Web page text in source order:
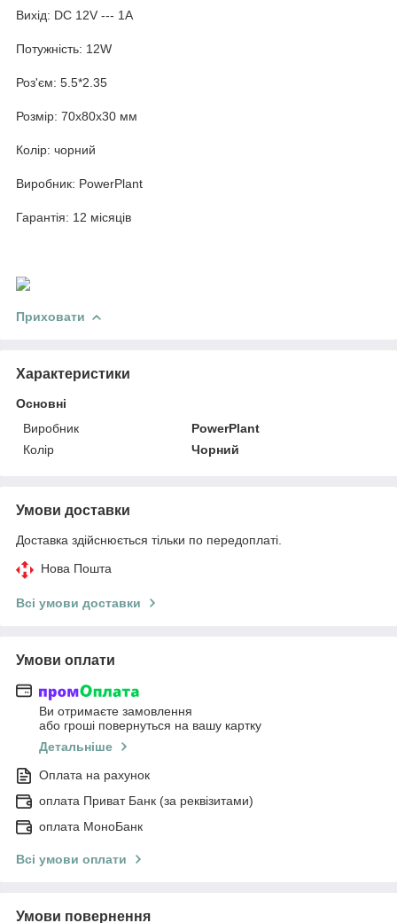
Вихід: DC 12V --- 1А
Потужність: 12W
Роз'єм: 5.5*2.35
Розмір: 70х80х30 мм
Колір: чорний
Виробник: PowerPlant
Гарантія: 12 місяців
Приховати
Характеристики
Основні
Виробник
PowerPlant
Колір
Чорний
Умови доставки
Доставка здійснюється тільки по передоплаті.
Нова Пошта
Всі умови доставки
Умови оплати
Ви отримаєте замовлення
або гроші повернуться на вашу картку
Детальніше
Оплата на рахунок
оплата Приват Банк (за реквізитами)
оплата МоноБанк
Всі умови оплати
Умови повернення